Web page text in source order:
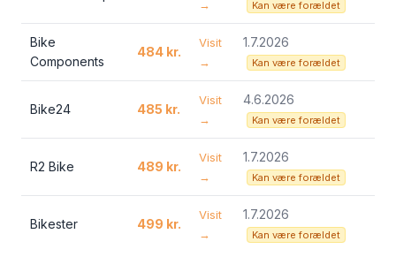
→
Kan være forældet
Bike
Components
484 kr.
Visit
→
1.7.2026
Kan være forældet
Bike24 485 kr.
Visit
→
4.6.2026
Kan være forældet
R2 Bike 489 kr.
Visit
→
1.7.2026
Kan være forældet
Bikester 499 kr.
Visit
→
1.7.2026
Kan være forældet